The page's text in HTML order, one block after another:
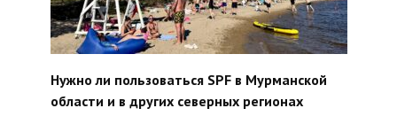
Нужно ли пользоваться SPF в Мурманской
области и в других северных регионах